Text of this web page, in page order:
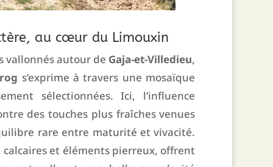
au cœur du Limouxin
vallonnés autour de Gaja-et-Villedieu,
s’exprime à travers une mosaïque
sélectionnées. Ici, l’influence
des touches plus fraîches venues
rare entre maturité et vivacité.
calcaires et éléments pierreux, offrent